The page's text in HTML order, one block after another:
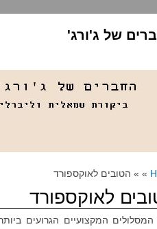
של ג'ורג'
» » הטובים לאוקספורד
לאוקספורד
המקצועיים הגרועים